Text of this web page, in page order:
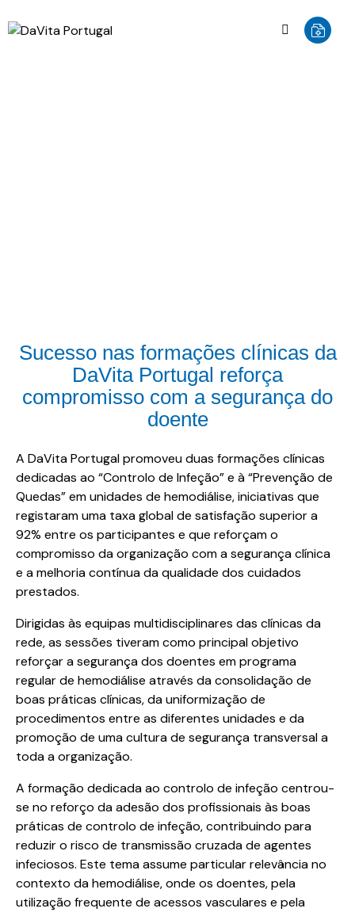
Sucesso nas formações clínicas da
DaVita Portugal reforça
compromisso com a segurança do
doente
A DaVita Portugal promoveu duas formações clínicas
dedicadas ao “Controlo de Infeção” e à “Prevenção de
Quedas” em unidades de hemodiálise, iniciativas que
registaram uma taxa global de satisfação superior a
92% entre os participantes e que reforçam o
compromisso da organização com a segurança clínica
e a melhoria contínua da qualidade dos cuidados
prestados.
Dirigidas às equipas multidisciplinares das clínicas da
rede, as sessões tiveram como principal objetivo
reforçar a segurança dos doentes em programa
regular de hemodiálise através da consolidação de
boas práticas clínicas, da uniformização de
procedimentos entre as diferentes unidades e da
promoção de uma cultura de segurança transversal a
toda a organização.
A formação dedicada ao controlo de infeção centrou-
se no reforço da adesão dos profissionais às boas
práticas de controlo de infeção, contribuindo para
reduzir o risco de transmissão cruzada de agentes
infeciosos. Este tema assume particular relevância no
contexto da hemodiálise, onde os doentes, pela
utilização frequente de acessos vasculares e pela